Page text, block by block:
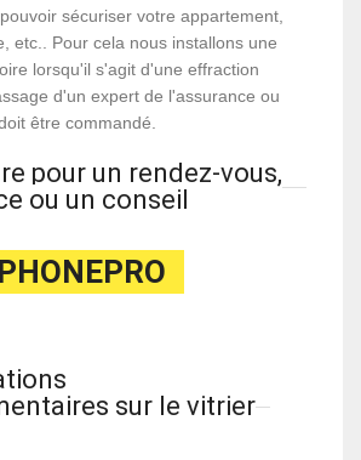
sécuriser votre appartement,
etc.. Pour cela nous installons une
lorsqu'il s'agit d'une effraction
d'un expert de l'assurance ou
être commandé.
pour un rendez-vous,
ou un conseil
sur le vitrier